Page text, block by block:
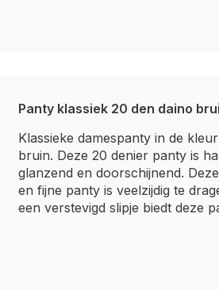
Panty klassiek 20 den daino
Klassieke damespanty in de
bruin. Deze 20 denier panty is
glanzend en doorschijnend.
en fijne panty is veelzijdig te
een verstevigd slipje biedt deze